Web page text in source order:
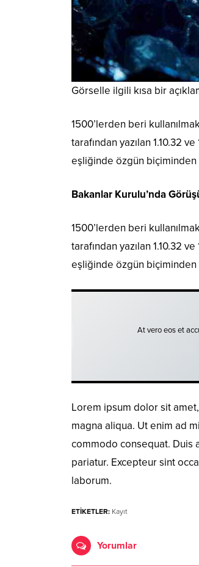
Görselle ilgili kısa bir
1500’lerden beri
tarafından yazılan 1.10.32
eşliğinde özgün
Bakanlar Kurulu’nda
1500’lerden beri
tarafından yazılan 1.10.32
eşliğinde özgün
At vero eos et
Lorem ipsum dolor sit
magna aliqua. Ut enim ad
commodo consequat. Duis
pariatur. Excepteur sint
laborum.
ETİKETLER: Kayıt
Yorumlar